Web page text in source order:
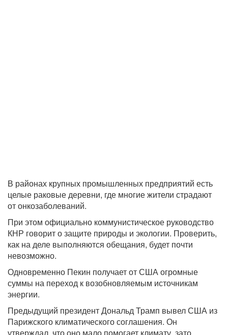
В районах крупных промышленных предприятий есть
целые раковые деревни, где многие жители страдают
от онкозаболеваний.
При этом официально коммунистическое руководство
КНР говорит о защите природы и экологии. Проверить,
как на деле выполняются обещания, будет почти
невозможно.
Одновременно Пекин получает от США огромные
суммы на переход к возобновляемым источникам
энергии.
Предыдущий президент Дональд Трамп вывел США из
Парижского климатического соглашения. Он